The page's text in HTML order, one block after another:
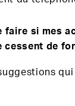
faire si mes
cessent de